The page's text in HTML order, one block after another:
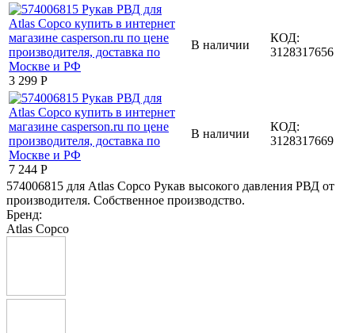
3 299 Р
В наличии
КОД:
3128317656
7 244 Р
В наличии
КОД:
3128317669
574006815 для Atlas Copco Рукав высокого давления РВД от
производителя. Собственное производство.
Бренд:
Atlas Copco